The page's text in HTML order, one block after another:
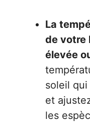
La
de votre
élevée
soleil
et
les